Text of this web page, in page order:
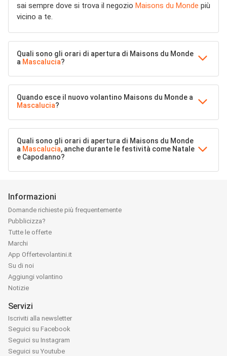
sai sempre dove si trova il negozio Maisons du Monde più
vicino a te.
Quali sono gli orari di apertura di Maisons du Monde
a Mascalucia?
Quando esce il nuovo volantino Maisons du Monde a
Mascalucia?
Quali sono gli orari di apertura di Maisons du Monde
a Mascalucia, anche durante le festività come Natale
e Capodanno?
Informazioni
Domande richieste più frequentemente
Pubblicizza?
Tutte le offerte
Marchi
App Offertevolantini.it
Su di noi
Aggiungi volantino
Notizie
Servizi
Iscriviti alla newsletter
Seguici su Facebook
Seguici su Instagram
Seguici su Youtube